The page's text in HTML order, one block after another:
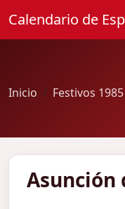
Calendario de
Inicio Festivos 1985
Asunción